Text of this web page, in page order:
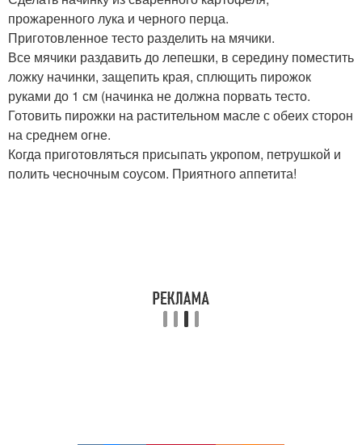
прожаренного лука и черного перца.
Приготовленное тесто разделить на мячики.
Все мячики раздавить до лепешки, в середину поместить
ложку начинки, защепить края, сплющить пирожок
руками до 1 см (начинка не должна порвать тесто.
Готовить пирожки на растительном масле с обеих сторон
на среднем огне.
Когда приготовляться присыпать укропом, петрушкой и
полить чесночным соусом. Приятного аппетита!